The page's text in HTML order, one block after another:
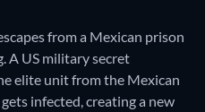
from a Mexican prison
A US military secret
elite unit from the Mexican
infected, creating a new